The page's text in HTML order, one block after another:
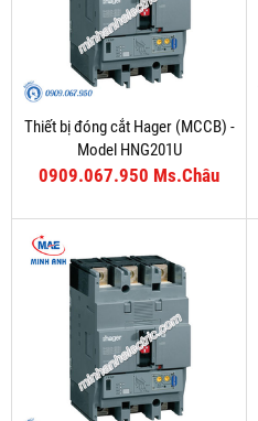
Thiết bị đóng cắt Hager (MCCB) -
Model HNG201U
0909.067.950 Ms.Châu